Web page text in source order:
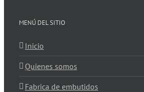
MENÚ DEL SITIO
Inicio
Quienes somos
Fabrica de embutidos